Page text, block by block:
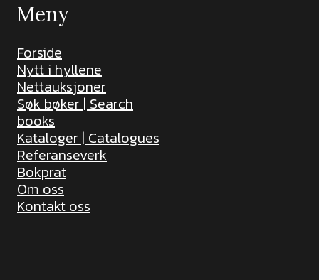
Meny
Forside
Nytt i hyllene
Nettauksjoner
Søk bøker | Search
books
Kataloger | Catalogues
Referanseverk
Bokprat
Om oss
Kontakt oss